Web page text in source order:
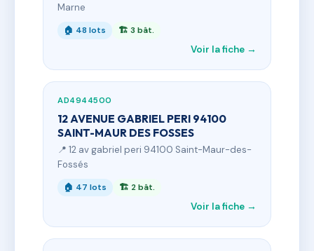
Marne
🏠 48 lots 🏗 3 bât.
Voir la fiche →
AD4944500
12 AVENUE GABRIEL PERI 94100
SAINT-MAUR DES FOSSES
📍 12 av gabriel peri 94100 Saint-Maur-des-
Fossés
🏠 47 lots 🏗 2 bât.
Voir la fiche →